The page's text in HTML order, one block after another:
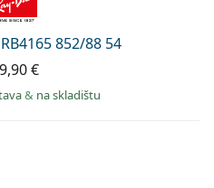
852/88 54
€
& na skladištu